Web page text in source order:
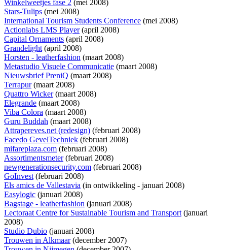
Winkelweetjes fase 2 (mei 2008)
Stars-Tulips (mei 2008)
International Tourism Students Conference (mei 2008)
Actionlabs LMS Player(april 2008)
Capital Ornaments (april 2008)
Grandelight(april 2008)
Horsten - leatherfashion (maart 2008)
Metastudio Visuele Communicatie (maart 2008)
Nieuwsbrief PreniQ (maart 2008)
Terrapur(maart 2008)
Quattro Wicker(maart 2008)
Elegrande (maart 2008)
Viba Colora (maart 2008)
Guru Buddah (maart 2008)
Attrapereves.net (redesign) (februari 2008)
Facedo GevelTechniek (februari 2008)
mifareplaza.com (februari 2008)
Assortimentsmeter(februari 2008)
newgenerationsecurity.com (februari 2008)
GoInvest(februari 2008)
Els amics de Vallestavia (in ontwikkeling - januari 2008)
Easylogic (januari 2008)
Bagstage - leatherfashion (januari 2008)
Lectoraat Centre for Sustainable Tourism and Transport(januari
2008)
Studio Dubio (januari 2008)
Trouwen in Alkmaar(december 2007)